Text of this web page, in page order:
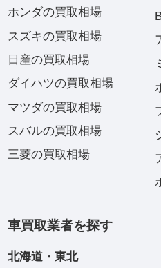
ホンダの買取相場
スズキの買取相場
日産の買取相場
ダイハツの買取相場
マツダの買取相場
スバルの買取相場
三菱の買取相場
車買取業者を探す
北海道・東北